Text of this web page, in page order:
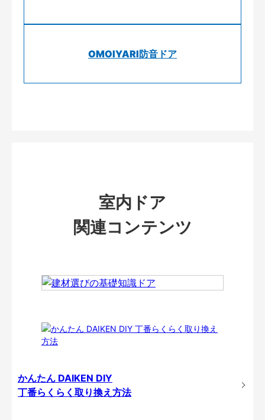
OMOIYARI防音ドア
室内ドア
関連コンテンツ
かんたん DAIKEN DIY
丁番らくらく取り換え方法